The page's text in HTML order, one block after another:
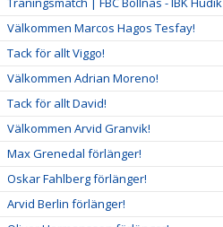
Välkommen Marcos Hagos Tesfay!
Tack för allt Viggo!
Välkommen Adrian Moreno!
Tack för allt David!
Välkommen Arvid Granvik!
Max Grenedal förlänger!
Oskar Fahlberg förlänger!
Arvid Berlin förlänger!